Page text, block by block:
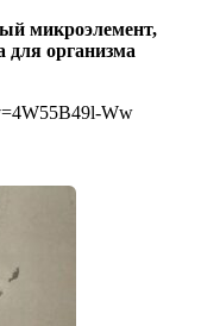
микроэлемент,
для организма
Ww